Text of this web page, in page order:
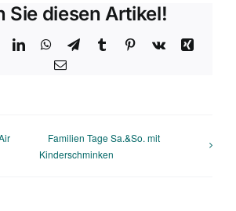
Sie diesen Artikel!
LinkedInWhatsApp
TelegramTumblrPinterest
Vk
Xing
E-
Familien Tage Sa.&So. mit
Kinderschminken